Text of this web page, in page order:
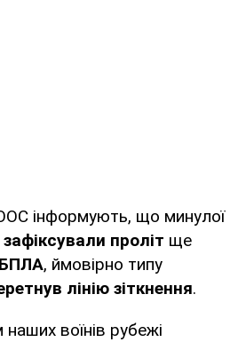
інформують, що минулої
зафіксували проліт ще
, ймовірно типу
лінію зіткнення.
воїнів рубежі